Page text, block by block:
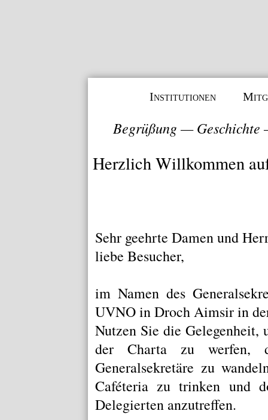
Institutionen
Begrüßung—Geschichte
Herzlich Willkommen
Sehr geehrte Damen und
liebe Besucher,
im Namen des
UVNO in Droch Aimsir in
Nutzen Sie die
der Chartazu werfen,
Generalsekretäre zu
Caféteria zu trinken und
Delegierten anzutreffen.